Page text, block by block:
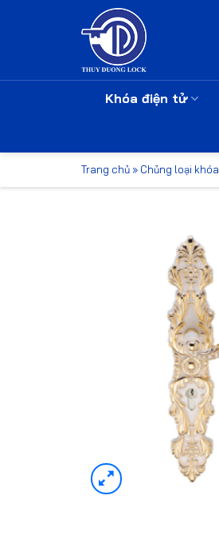
Khóa điện tử
Trang chủ » Chủng loại khóa